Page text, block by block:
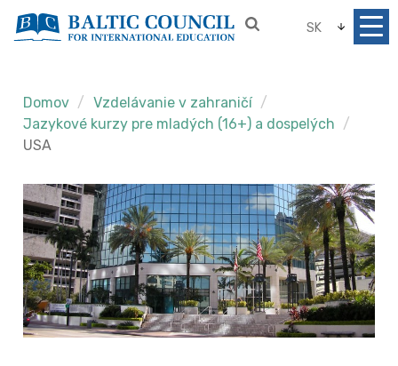
SK
Domov
Vzdelávanie v zahraničí
Jazykové kurzy pre mladých (16+) a dospelých
USA